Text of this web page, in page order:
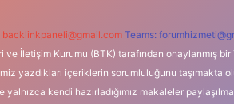
backlinkpaneli@gmail.com Teams:
ve İletişim Kurumu (BTK) tarafından
yazdıkları içeriklerin sorumluluğunu
kendi hazırladığımız makaleler